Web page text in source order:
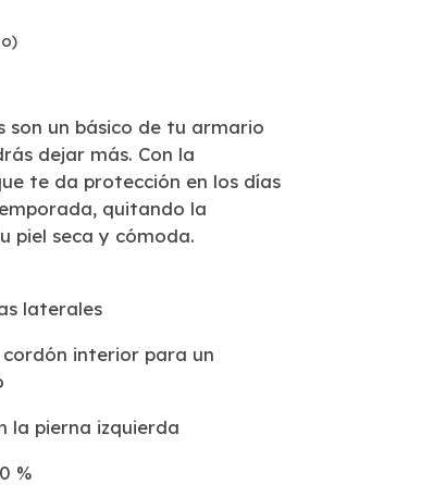
son un básico de tu armario
dejar más. Con la
te da protección en los días
quitando la
piel seca y cómoda.
laterales
interior para un
la pierna izquierda
%